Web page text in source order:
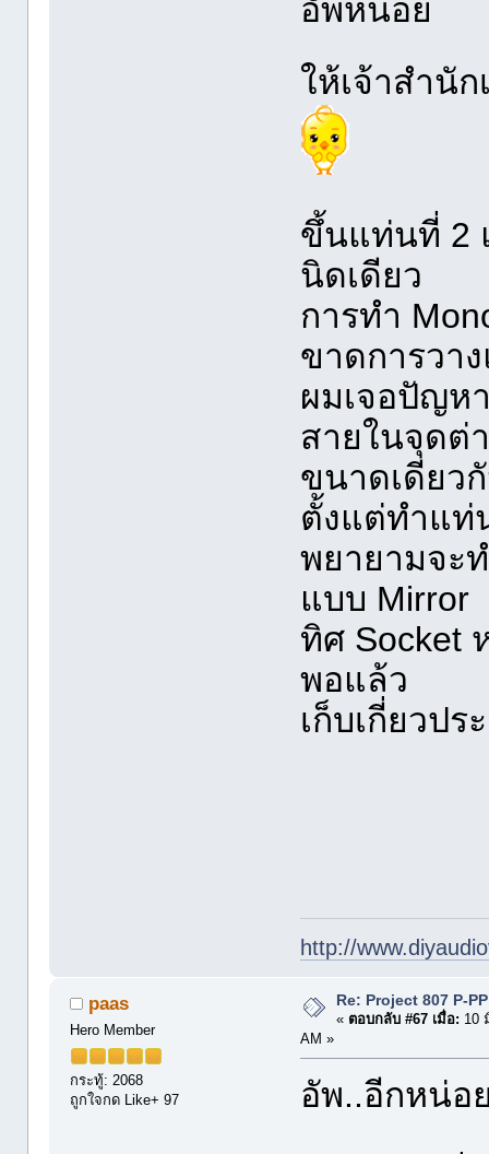
อัพหน่อย
ให้เจ้าสำนั
ขึ้นแท่นที่ 2
นิดเดียว
การทำ
ขาดการวา
ผมเจอปัญห
สายในจุดต่
ขนาดเดียว
ตั้งแต่ทำแท่
พยายามจะ
แบบ Mirror
ทิศ Socket
พอแล้ว
เก็บเกี่ยวป
http://
paas
Hero Member
กระทู้: 2068
ถูกใจกด Like+ 97
Re: Project 807 P-
« ตอบกลับ #67 เมื่อ: 10
AM »
อัพ..อีกหน่อ